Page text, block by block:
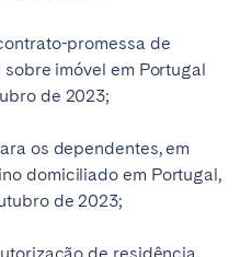
promessa de
imóvel em Portugal
de 2023;
os dependentes, em
domiciliado em Portugal,
de 2023;
Birmingham